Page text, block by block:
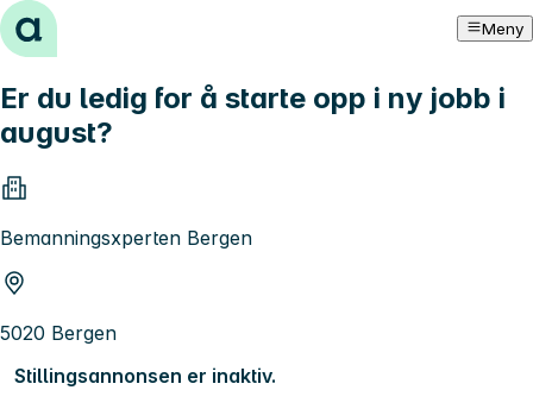
Hopp til innhold Meny
Er du ledig for å starte opp i ny jobb i
august?
Bemanningsxperten Bergen
5020 Bergen
Stillingsannonsen er inaktiv.